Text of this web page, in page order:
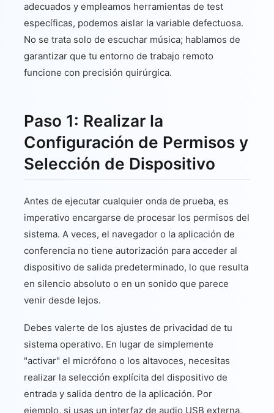
adecuados y empleamos herramientas de test
específicas, podemos aislar la variable defectuosa.
No se trata solo de escuchar música; hablamos de
garantizar que tu entorno de trabajo remoto
funcione con precisión quirúrgica.
Paso 1: Realizar la
Configuración de Permisos y
Selección de Dispositivo
Antes de ejecutar cualquier onda de prueba, es
imperativo encargarse de procesar los permisos del
sistema. A veces, el navegador o la aplicación de
conferencia no tiene autorización para acceder al
dispositivo de salida predeterminado, lo que resulta
en silencio absoluto o en un sonido que parece
venir desde lejos.
Debes valerte de los ajustes de privacidad de tu
sistema operativo. En lugar de simplemente
"activar" el micrófono o los altavoces, necesitas
realizar la selección explícita del dispositivo de
entrada y salida dentro de la aplicación. Por
ejemplo, si usas un interfaz de audio USB externa,